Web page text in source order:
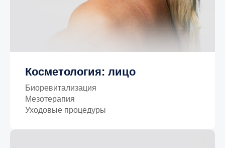
Косметология: лицо
Биоревитализация
Мезотерапия
Уходовые процедуры